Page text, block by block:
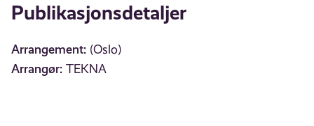
Publikasjonsdetaljer
Arrangement: (Oslo)
Arrangør: TEKNA